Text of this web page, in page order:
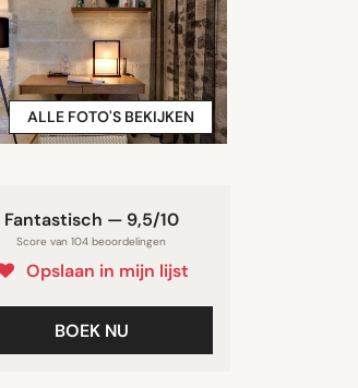
ALLE FOTO'S BEKIJKEN
Fantastisch — 9,5/10
Score van 104 beoordelingen
Opslaan in mijn lijst
BOEK NU